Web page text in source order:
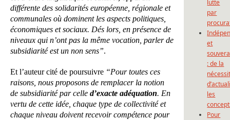
différente des solidarités européenne, régionale et
communales où dominent les aspects politiques,
économiques et sociaux. Dés lors, en présence de
niveaux qui n’ont pas la même vocation, parler de
subsidiarité est un non sens”.
Et l’auteur cité de poursuivre “Pour toutes ces
raisons, nous proposons de remplacer la notion
de subsidiarité par celle d’exacte adéquation. En
vertu de cette idée, chaque type de collectivité et
chaque niveau doivent recevoir compétence pour
lutte
par
et
: de la
les
Pour